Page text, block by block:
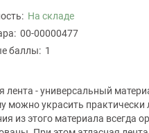
На складе
00-00000477
баллы:1
лента - универсальный
можно украсить
из этого материала всегда